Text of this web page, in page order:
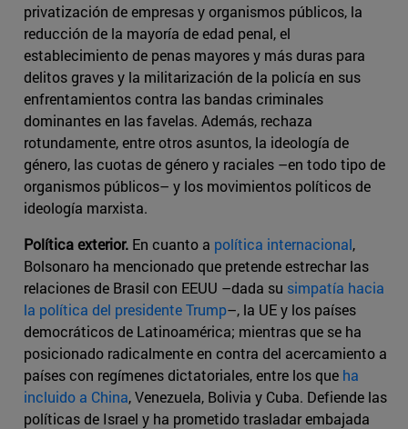
privatización de empresas y organismos públicos, la
reducción de la mayoría de edad penal, el
establecimiento de penas mayores y más duras para
delitos graves y la militarización de la policía en sus
enfrentamientos contra las bandas criminales
dominantes en las favelas. Además, rechaza
rotundamente, entre otros asuntos, la ideología de
género, las cuotas de género y raciales –en todo tipo de
organismos públicos– y los movimientos políticos de
ideología marxista.
Política exterior. En cuanto a política internacional,
Bolsonaro ha mencionado que pretende estrechar las
relaciones de Brasil con EEUU –dada su simpatía hacia
la política del presidente Trump–, la UE y los países
democráticos de Latinoamérica; mientras que se ha
posicionado radicalmente en contra del acercamiento a
países con regímenes dictatoriales, entre los que ha
incluido a China, Venezuela, Bolivia y Cuba. Defiende las
políticas de Israel y ha prometido trasladar embajada